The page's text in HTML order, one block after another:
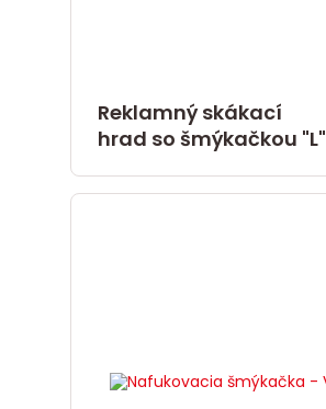
Reklamný skákací
hrad so šmýkačkou "L"